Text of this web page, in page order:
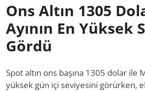
Ons Altın 1305
Ayının En Yüksek
Gördü
Spot altın ons başına 1305 dolar ile
yüksek gün içi seviyesini görürken,